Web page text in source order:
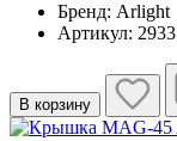
Бренд: Arlight
Артикул:
В корзину